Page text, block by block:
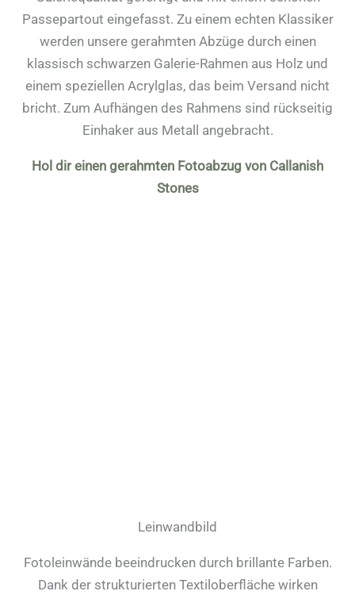
Passepartout eingefasst. Zu einem echten Klassiker
werden unsere gerahmten Abzüge durch einen
klassisch schwarzen Galerie-Rahmen aus Holz und
einem speziellen Acrylglas, das beim Versand nicht
bricht. Zum Aufhängen des Rahmens sind rückseitig
Einhaker aus Metall angebracht.
Hol dir einen gerahmten Fotoabzug von Callanish
Stones
Leinwandbild
Fotoleinwände beeindrucken durch brillante Farben.
Dank der strukturierten Textiloberfläche wirken